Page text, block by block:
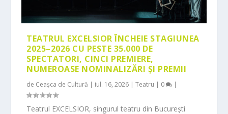
TEATRUL EXCELSIOR ÎNCHEIE STAGIUNEA
2025–2026 CU PESTE 35.000 DE
SPECTATORI, CINCI PREMIERE,
NUMEROASE NOMINALIZĂRI ȘI PREMII
de Ceașca de Cultură | iul. 16, 2026 |Teatru | 0 |
Teatrul EXCELSIOR, singurul teatru din București